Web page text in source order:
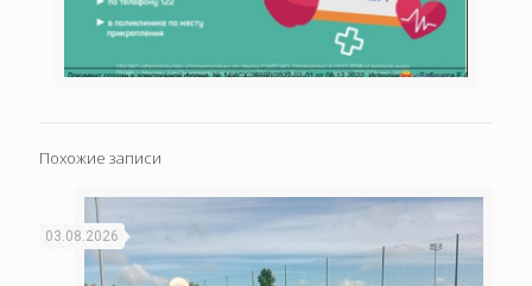
Похожие записи
03.08.2026